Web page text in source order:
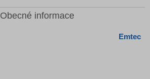
Obecné informace
Emtec